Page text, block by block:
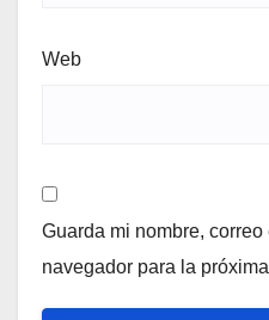
Web
Guarda mi nombre,
navegador para la